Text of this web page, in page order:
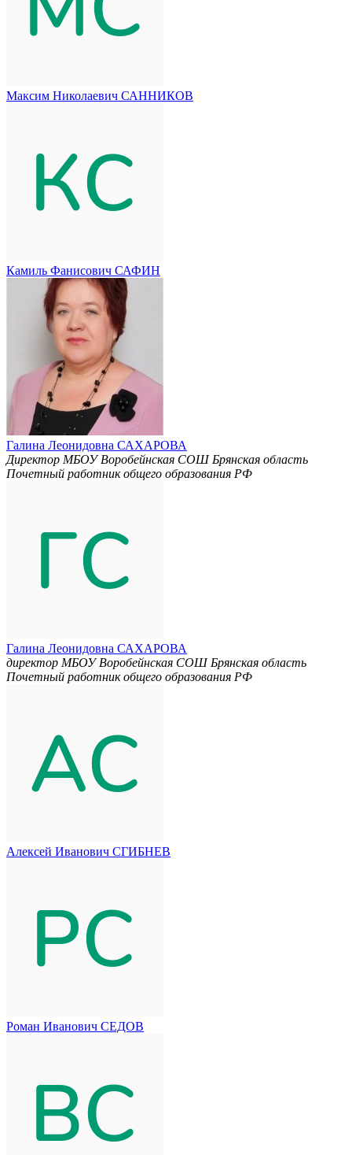
Максим Николаевич САННИКОВ
Камиль Фанисович САФИН
Галина Леонидовна САХАРОВА
Директор МБОУ Воробейнская СОШ Брянская область
Почетный работник общего образования РФ
Галина Леонидовна САХАРОВА
директор МБОУ Воробейнская СОШ Брянская область
Почетный работник общего образования РФ
Алексей Иванович СГИБНЕВ
Роман Иванович СЕДОВ